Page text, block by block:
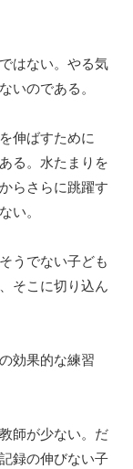
はない。やる気
いのである。
伸ばすために
る。水たまりを
らさらに跳躍す
い。
うでない子ども
そこに切り込ん
効果的な練習
師が少ない。だ
録の伸びない子